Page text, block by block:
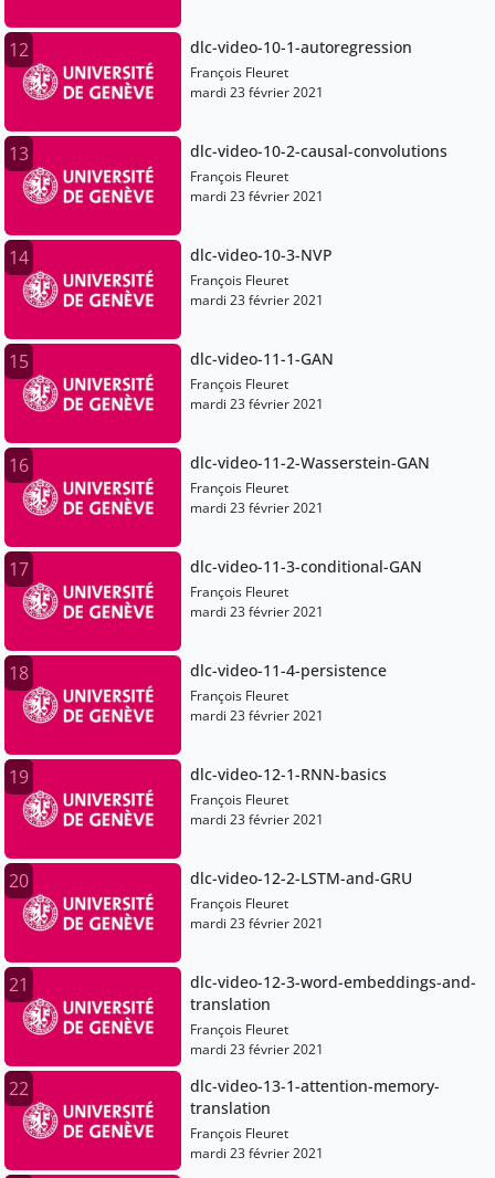
12 dlc-video-10-1-autoregression
François Fleuret
mardi 23 février 2021
13 dlc-video-10-2-causal-convolutions
François Fleuret
mardi 23 février 2021
14 dlc-video-10-3-NVP
François Fleuret
mardi 23 février 2021
15 dlc-video-11-1-GAN
François Fleuret
mardi 23 février 2021
16 dlc-video-11-2-Wasserstein-GAN
François Fleuret
mardi 23 février 2021
17 dlc-video-11-3-conditional-GAN
François Fleuret
mardi 23 février 2021
18 dlc-video-11-4-persistence
François Fleuret
mardi 23 février 2021
19 dlc-video-12-1-RNN-basics
François Fleuret
mardi 23 février 2021
20 dlc-video-12-2-LSTM-and-GRU
François Fleuret
mardi 23 février 2021
21
dlc-video-12-3-word-embeddings-and-
translation
François Fleuret
mardi 23 février 2021
22
dlc-video-13-1-attention-memory-
translation
François Fleuret
mardi 23 février 2021